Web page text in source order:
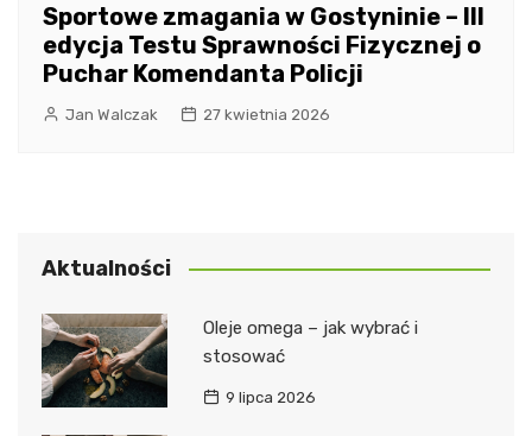
Sportowe zmagania w Gostyninie – III
edycja Testu Sprawności Fizycznej o
Puchar Komendanta Policji
Jan Walczak 27 kwietnia 2026
Aktualności
Oleje omega – jak wybrać i
stosować
9 lipca 2026